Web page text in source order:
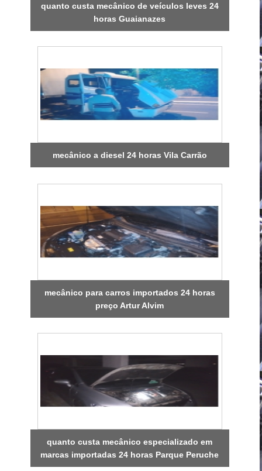
quanto custa mecânico de veículos leves 24
horas Guaianazes
mecânico a diesel 24 horas Vila Carrão
mecânico para carros importados 24 horas
preço Artur Alvim
quanto custa mecânico especializado em
marcas importadas 24 horas Parque Peruche